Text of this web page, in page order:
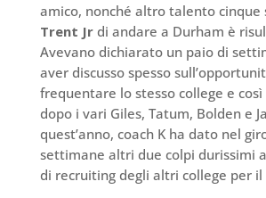
amico, nonché altro talento cinque
Trent Jrdi andare a Durham è
Avevano dichiarato un paio di
aver discusso spesso
frequentare lo stesso college e così
dopo i vari Giles, Tatum, Bolden e
quest’anno, coach K ha dato nel
settimane altri due colpi durissimi
di recruiting degli altri college per il